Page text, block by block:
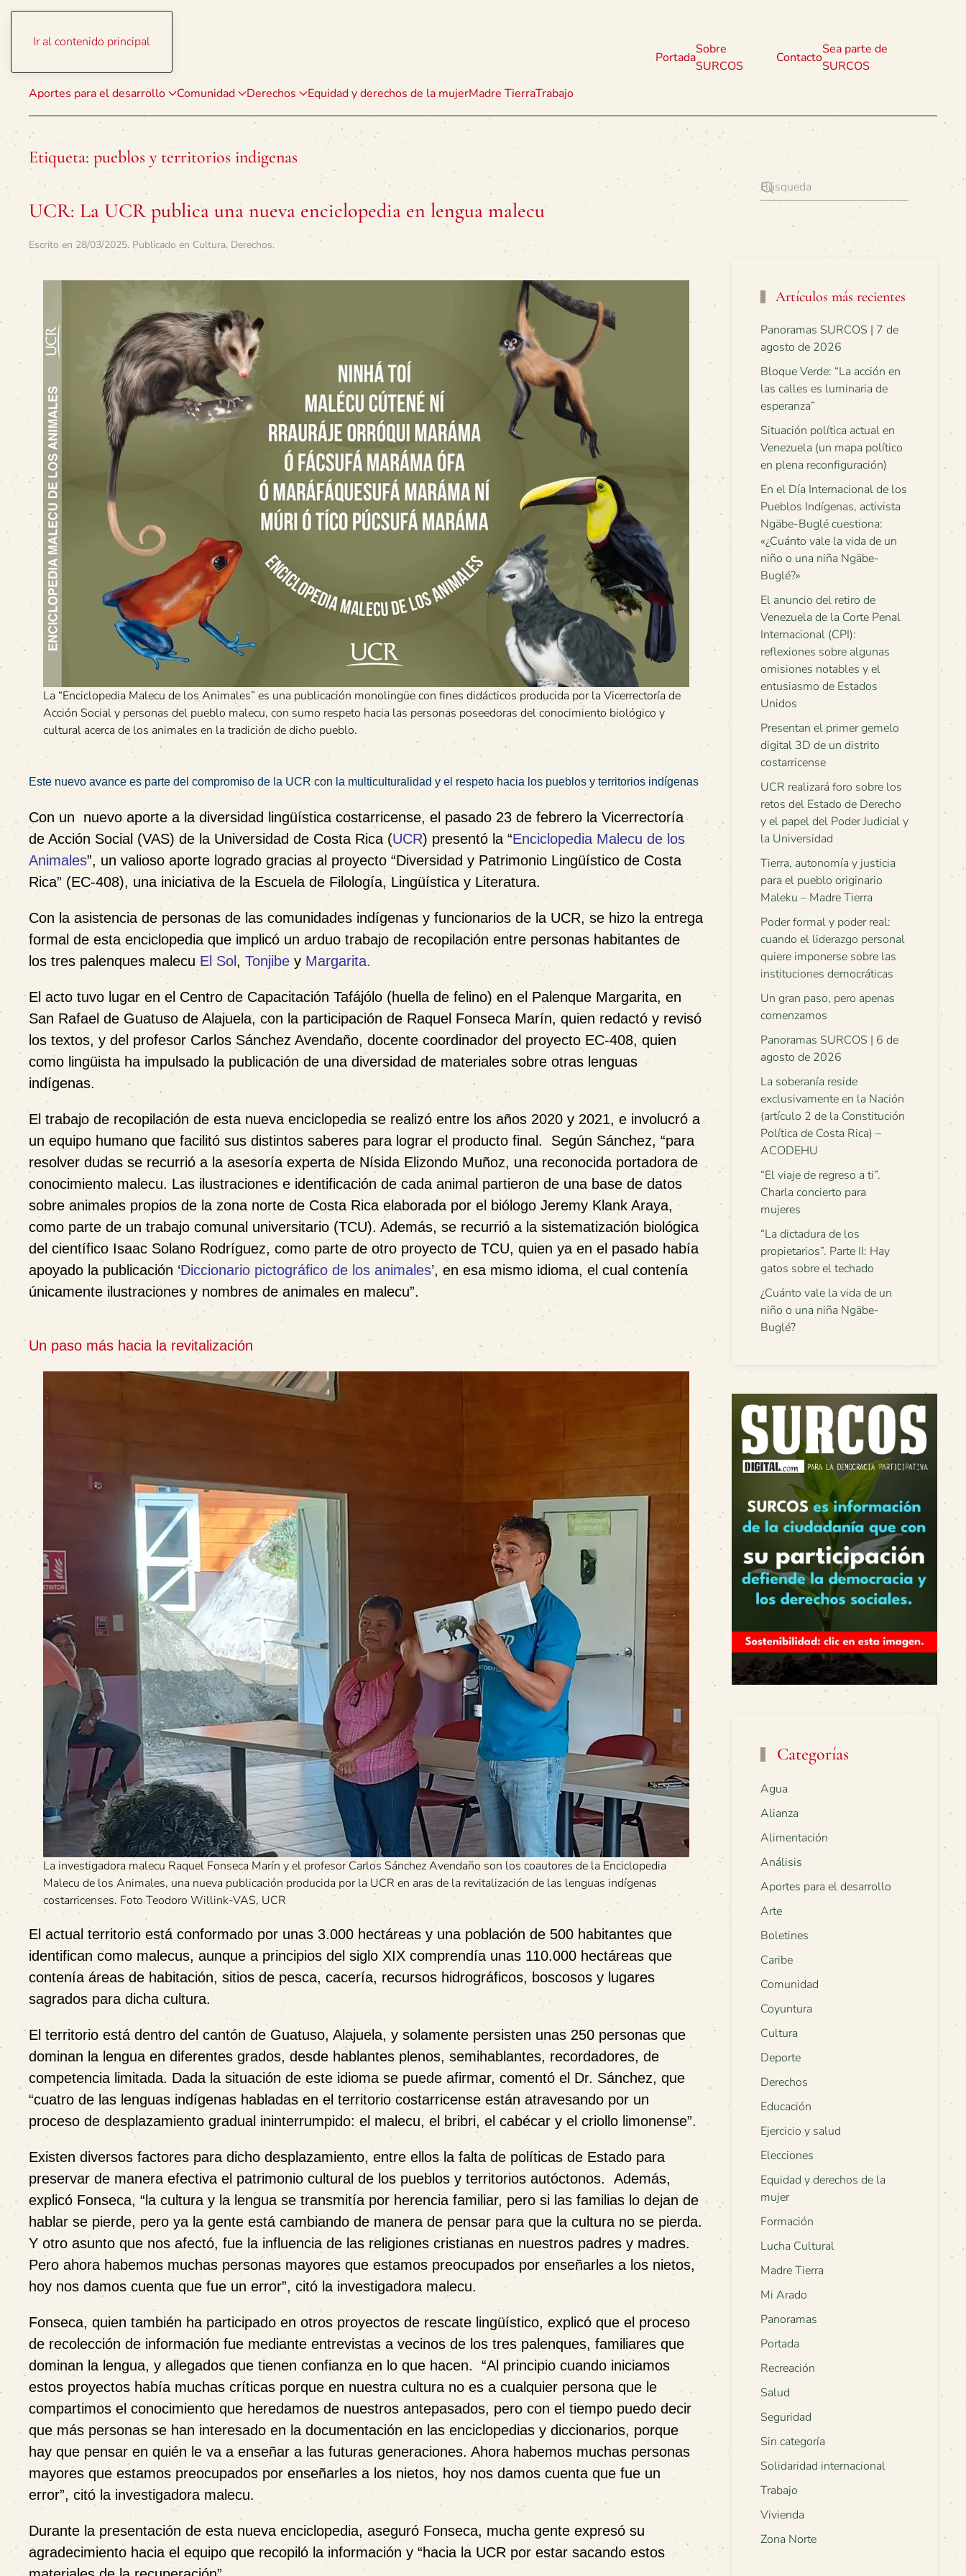
Ir al contenido principal
Aportes para el desarrollo Comunidad Derechos Equidad y derechos de la mujerMadre TierraTrabajo
Portada
Sobre
SURCOS
Contacto
Sea parte de
SURCOS
Etiqueta: pueblos y territorios indigenas
UCR: La UCR publica una nueva enciclopedia en lengua malecu
Escrito en 28/03/2025. Publicado en Cultura, Derechos.
La “Enciclopedia Malecu de los Animales” es una publicación monolingüe con fines didácticos producida por la Vicerrectoría de
Acción Social y personas del pueblo malecu, con sumo respeto hacia las personas poseedoras del conocimiento biológico y
cultural acerca de los animales en la tradición de dicho pueblo.
Este nuevo avance es parte del compromiso de la UCR con la multiculturalidad y el respeto hacia los pueblos y territorios indígenas
Con un nuevo aporte a la diversidad lingüística costarricense, el pasado 23 de febrero la Vicerrectoría
de Acción Social (VAS) de la Universidad de Costa Rica (UCR) presentó la “Enciclopedia Malecu de los
Animales”, un valioso aporte logrado gracias al proyecto “Diversidad y Patrimonio Lingüístico de Costa
Rica” (EC-408), una iniciativa de la Escuela de Filología, Lingüística y Literatura.
Con la asistencia de personas de las comunidades indígenas y funcionarios de la UCR, se hizo la entrega
formal de esta enciclopedia que implicó un arduo trabajo de recopilación entre personas habitantes de
los tres palenques malecu El Sol , Tonjibe y Margarita.
El acto tuvo lugar en el Centro de Capacitación Tafájólo (huella de felino) en el Palenque Margarita, en
San Rafael de Guatuso de Alajuela, con la participación de Raquel Fonseca Marín, quien redactó y revisó
los textos, y del profesor Carlos Sánchez Avendaño, docente coordinador del proyecto EC-408, quien
como lingüista ha impulsado la publicación de una diversidad de materiales sobre otras lenguas
indígenas.
El trabajo de recopilación de esta nueva enciclopedia se realizó entre los años 2020 y 2021, e involucró a
un equipo humano que facilitó sus distintos saberes para lograr el producto final. Según Sánchez, “para
resolver dudas se recurrió a la asesoría experta de Nísida Elizondo Muñoz, una reconocida portadora de
conocimiento malecu. Las ilustraciones e identificación de cada animal partieron de una base de datos
sobre animales propios de la zona norte de Costa Rica elaborada por el biólogo Jeremy Klank Araya,
como parte de un trabajo comunal universitario (TCU). Además, se recurrió a la sistematización biológica
del científico Isaac Solano Rodríguez, como parte de otro proyecto de TCU, quien ya en el pasado había
apoyado la publicación ‘Diccionario pictográfico de los animales’, en esa mismo idioma, el cual contenía
únicamente ilustraciones y nombres de animales en malecu”.
Un paso más hacia la revitalización
La investigadora malecu Raquel Fonseca Marín y el profesor Carlos Sánchez Avendaño son los coautores de la Enciclopedia
Malecu de los Animales, una nueva publicación producida por la UCR en aras de la revitalización de las lenguas indígenas
costarricenses. Foto Teodoro Willink-VAS, UCR
El actual territorio está conformado por unas 3.000 hectáreas y una población de 500 habitantes que
identifican como malecus, aunque a principios del siglo XIX comprendía unas 110.000 hectáreas que
contenía áreas de habitación, sitios de pesca, cacería, recursos hidrográficos, boscosos y lugares
sagrados para dicha cultura.
El territorio está dentro del cantón de Guatuso, Alajuela, y solamente persisten unas 250 personas que
dominan la lengua en diferentes grados, desde hablantes plenos, semihablantes, recordadores, de
competencia limitada. Dada la situación de este idioma se puede afirmar, comentó el Dr. Sánchez, que
“cuatro de las lenguas indígenas habladas en el territorio costarricense están atravesando por un
proceso de desplazamiento gradual ininterrumpido: el malecu, el bribri, el cabécar y el criollo limonense”.
Existen diversos factores para dicho desplazamiento, entre ellos la falta de políticas de Estado para
preservar de manera efectiva el patrimonio cultural de los pueblos y territorios autóctonos. Además,
explicó Fonseca, “la cultura y la lengua se transmitía por herencia familiar, pero si las familias lo dejan de
hablar se pierde, pero ya la gente está cambiando de manera de pensar para que la cultura no se pierda.
Y otro asunto que nos afectó, fue la influencia de las religiones cristianas en nuestros padres y madres.
Pero ahora habemos muchas personas mayores que estamos preocupados por enseñarles a los nietos,
hoy nos damos cuenta que fue un error”, citó la investigadora malecu.
Fonseca, quien también ha participado en otros proyectos de rescate lingüístico, explicó que el proceso
de recolección de información fue mediante entrevistas a vecinos de los tres palenques, familiares que
dominan la lengua, y allegados que tienen confianza en lo que hacen. “Al principio cuando iniciamos
estos proyectos había muchas críticas porque en nuestra cultura no es a cualquier persona que le
compartimos el conocimiento que heredamos de nuestros antepasados, pero con el tiempo puedo decir
que más personas se han interesado en la documentación en las enciclopedias y diccionarios, porque
hay que pensar en quién le va a enseñar a las futuras generaciones. Ahora habemos muchas personas
mayores que estamos preocupados por enseñarles a los nietos, hoy nos damos cuenta que fue un
error”, citó la investigadora malecu.
Durante la presentación de esta nueva enciclopedia, aseguró Fonseca, mucha gente expresó su
agradecimiento hacia el equipo que recopiló la información y “hacia la UCR por estar sacando estos
Artículos más recientes
Panoramas SURCOS | 7 de
agosto de 2026
Bloque Verde: “La acción en
las calles es luminaria de
esperanza”
Situación política actual en
Venezuela (un mapa político
en plena reconfiguración)
En el Día Internacional de los
Pueblos Indígenas, activista
Ngäbe-Buglé cuestiona:
«¿Cuánto vale la vida de un
niño o una niña Ngäbe-
Buglé?»
El anuncio del retiro de
Venezuela de la Corte Penal
Internacional (CPI):
reflexiones sobre algunas
omisiones notables y el
entusiasmo de Estados
Unidos
Presentan el primer gemelo
digital 3D de un distrito
costarricense
UCR realizará foro sobre los
retos del Estado de Derecho
y el papel del Poder Judicial y
la Universidad
Tierra, autonomía y justicia
para el pueblo originario
Maleku – Madre Tierra
Poder formal y poder real:
cuando el liderazgo personal
quiere imponerse sobre las
instituciones democráticas
Un gran paso, pero apenas
comenzamos
Panoramas SURCOS | 6 de
agosto de 2026
La soberanía reside
exclusivamente en la Nación
(artículo 2 de la Constitución
Política de Costa Rica) –
ACODEHU
“El viaje de regreso a ti”.
Charla concierto para
mujeres
“La dictadura de los
propietarios”. Parte II: Hay
gatos sobre el techado
¿Cuánto vale la vida de un
niño o una niña Ngäbe-
Buglé?
Categorías
Agua
Alianza
Alimentación
Análisis
Aportes para el desarrollo
Arte
Boletines
Caribe
Comunidad
Coyuntura
Cultura
Deporte
Derechos
Educación
Ejercicio y salud
Elecciones
Equidad y derechos de la
mujer
Formación
Lucha Cultural
Madre Tierra
Mi Arado
Panoramas
Portada
Recreación
Salud
Seguridad
Sin categoría
Solidaridad internacional
Trabajo
Vivienda
Zona Norte